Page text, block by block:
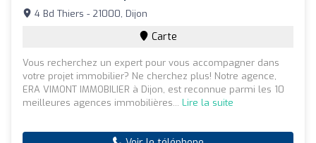
4 Bd Thiers - 21000, Dijon
Carte
Vous recherchez un expert pour vous accompagner dans
votre projet immobilier? Ne cherchez plus! Notre agence,
ERA VIMONT IMMOBILIER à Dijon, est reconnue parmi les 10
meilleures agences immobilières... Lire la suite